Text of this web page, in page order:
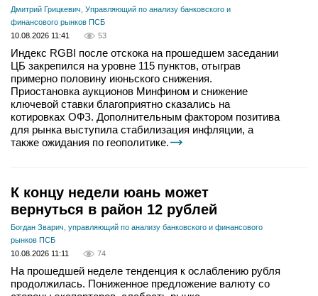
Дмитрий Грицкевич, Управляющий по анализу банковского и
финансового рынков ПСБ
10.08.2026 11:41
53
Индекс RGBI после отскока на прошедшем заседании
ЦБ закрепился на уровне 115 пунктов, отыграв
примерно половину июньского снижения.
Приостановка аукционов Минфином и снижение
ключевой ставки благоприятно сказались на
котировках ОФЗ. Дополнительным фактором позитива
для рынка выступила стабилизация инфляции, а
также ожидания по геополитике.
К концу недели юань может
вернуться в район 12 рублей
Богдан Зварич, управляющий по анализу банковского и финансового
рынков ПСБ
10.08.2026 11:11
74
На прошедшей неделе тенденция к ослаблению рубля
продолжилась. Пониженное предложение валюту со